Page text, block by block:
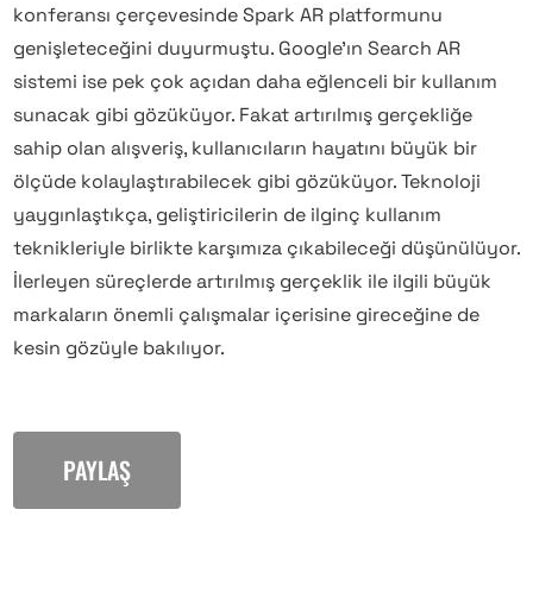
konferansı çerçevesinde Spark AR platformunu
genişleteceğini duyurmuştu. Google’ın Search AR
sistemi ise pek çok açıdan daha eğlenceli bir kullanım
sunacak gibi gözüküyor. Fakat artırılmış gerçekliğe
sahip olan alışveriş, kullanıcıların hayatını büyük bir
ölçüde kolaylaştırabilecek gibi gözüküyor. Teknoloji
yaygınlaştıkça, geliştiricilerin de ilginç kullanım
teknikleriyle birlikte karşımıza çıkabileceği düşünülüyor.
İlerleyen süreçlerde artırılmış gerçeklik ile ilgili büyük
markaların önemli çalışmalar içerisine gireceğine de
kesin gözüyle bakılıyor.
PAYLAŞ